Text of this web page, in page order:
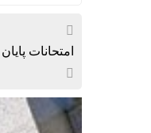
امتحانات